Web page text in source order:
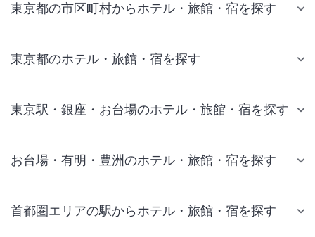
東京都の市区町村からホテル・旅館・宿を探す
東京都のホテル・旅館・宿を探す
東京駅・銀座・お台場のホテル・旅館・宿を探す
お台場・有明・豊洲のホテル・旅館・宿を探す
首都圏エリアの駅からホテル・旅館・宿を探す